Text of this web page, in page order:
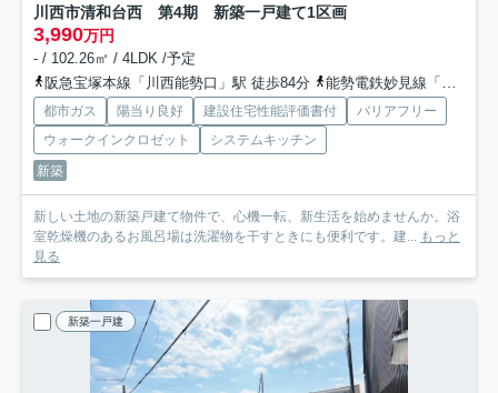
川西市清和台西 第4期 新築一戸建て1区画
3,990万円
- / 102.26㎡ / 4LDK /予定
阪急宝塚本線「川西能勢口」駅 徒歩84分
能勢電鉄妙見線「平野」駅 徒歩71分
都市ガス 陽当り良好 建設住宅性能評価書付
バリアフリー
ウォークインクロゼット
システムキッチン
新築
新しい土地の新築戸建て物件で、心機一転、新生活を始めませんか。浴
室乾燥機のあるお風呂場は洗濯物を干すときにも便利です。建...
もっと
見る
新築一戸建